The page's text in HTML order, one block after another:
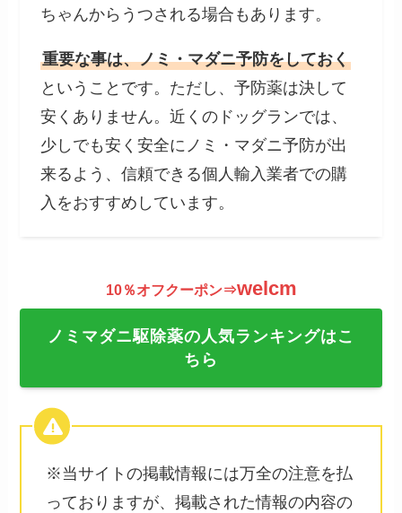
ちゃんからうつされる場合もあります。
重要な事は、ノミ・マダニ予防をしておく
ということです。ただし、予防薬は決して
安くありません。近くのドッグランでは、
少しでも安く安全にノミ・マダニ予防が出
来るよう、信頼できる個人輸入業者での購
入をおすすめしています。
10％オフクーポン⇒welcm
ノミマダニ駆除薬の人気ランキングはこ
ちら
※当サイトの掲載情報には万全の注意を払
っておりますが、掲載された情報の内容の